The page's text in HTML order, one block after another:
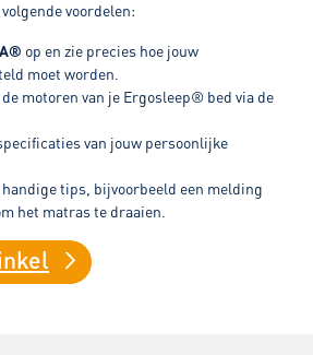
voordelen:
op en zie precies hoe jouw
moet worden.
motoren van je Ergosleep® bed via de
van jouw persoonlijke
tips, bijvoorbeeld een melding
het matras te draaien.